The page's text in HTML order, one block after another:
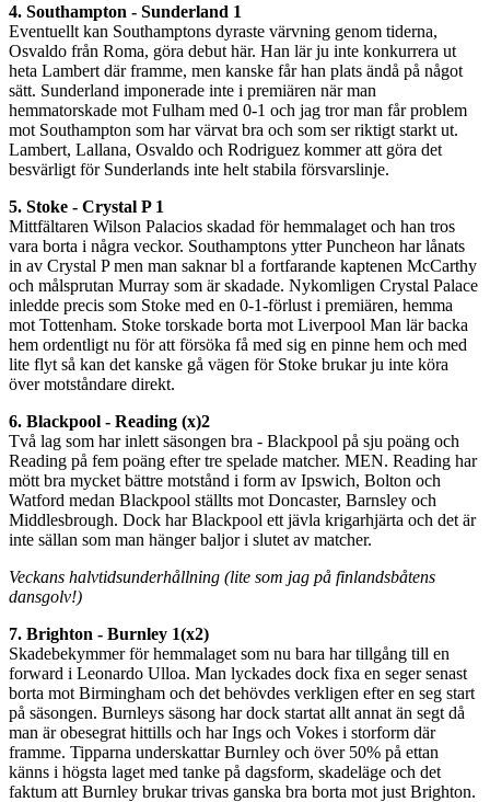
4. Southampton - Sunderland 1
Eventuellt kan Southamptons dyraste värvning genom tiderna,
Osvaldo från Roma, göra debut här. Han lär ju inte konkurrera ut
heta Lambert där framme, men kanske får han plats ändå på något
sätt. Sunderland imponerade inte i premiären när man
hemmatorskade mot Fulham med 0-1 och jag tror man får problem
mot Southampton som har värvat bra och som ser riktigt starkt ut.
Lambert, Lallana, Osvaldo och Rodriguez kommer att göra det
besvärligt för Sunderlands inte helt stabila försvarslinje.
5. Stoke - Crystal P 1
Mittfältaren Wilson Palacios skadad för hemmalaget och han tros
vara borta i några veckor. Southamptons ytter Puncheon har lånats
in av Crystal P men man saknar bl a fortfarande kaptenen McCarthy
och målsprutan Murray som är skadade. Nykomligen Crystal Palace
inledde precis som Stoke med en 0-1-förlust i premiären, hemma
mot Tottenham. Stoke torskade borta mot Liverpool Man lär backa
hem ordentligt nu för att försöka få med sig en pinne hem och med
lite flyt så kan det kanske gå vägen för Stoke brukar ju inte köra
över motståndare direkt.
6. Blackpool - Reading (x)2
Två lag som har inlett säsongen bra - Blackpool på sju poäng och
Reading på fem poäng efter tre spelade matcher. MEN. Reading har
mött bra mycket bättre motstånd i form av Ipswich, Bolton och
Watford medan Blackpool ställts mot Doncaster, Barnsley och
Middlesbrough. Dock har Blackpool ett jävla krigarhjärta och det är
inte sällan som man hänger baljor i slutet av matcher.
Veckans halvtidsunderhållning (lite som jag på finlandsbåtens
dansgolv!)
7. Brighton - Burnley 1(x2)
Skadebekymmer för hemmalaget som nu bara har tillgång till en
forward i Leonardo Ulloa. Man lyckades dock fixa en seger senast
borta mot Birmingham och det behövdes verkligen efter en seg start
på säsongen. Burnleys säsong har dock startat allt annat än segt då
man är obesegrat hittills och har Ings och Vokes i storform där
framme. Tipparna underskattar Burnley och över 50% på ettan
känns i högsta laget med tanke på dagsform, skadeläge och det
faktum att Burnley brukar trivas ganska bra borta mot just Brighton.